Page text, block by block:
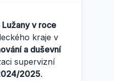
Lužany v roce
kraje v
a duševní
supervizní
2025.